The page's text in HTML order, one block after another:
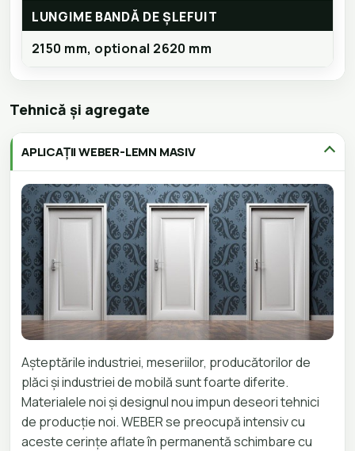
LUNGIME BANDĂ DE ȘLEFUIT
2150 mm, optional 2620 mm
Tehnică și agregate
APLICAȚII WEBER-LEMN MASIV
Așteptările industriei, meseriilor, producătorilor de
plăci și industriei de mobilă sunt foarte diferite.
Materialele noi și designul nou impun deseori tehnici
de producție noi. WEBER se preocupă intensiv cu
aceste cerințe aflate în permanentă schimbare cu